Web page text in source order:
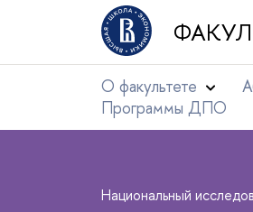
О факультете
Программы ДПО
Национальный